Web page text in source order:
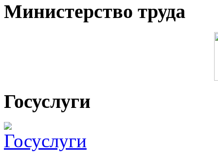
Министерство труда
Госуслуги